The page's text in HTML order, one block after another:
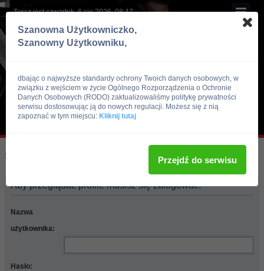
Teraz jest czwartek, 6 sie 2026, 08:47
Skocz do:
Aby przeglądać profile musisz się zalogować.
Nazwa
użytkownika:
Hasło:
Szanowna Użytkowniczko,
Szanowny Użytkowniku,
dbając o najwyższe standardy ochrony Twoich danych osobowych, w
związku z wejściem w życie Ogólnego Rozporządzenia o Ochronie
Danych Osobowych (RODO) zaktualizowaliśmy politykę prywatności
serwisu dostosowując ją do nowych regulacji. Możesz się z nią
zapoznać w tym miejscu: Kliknij tutaj
Przejdź do serwisu